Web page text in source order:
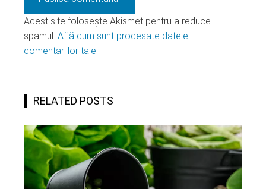
Acest site folosește Akismet pentru a reduce
spamul. Află cum sunt procesate datele
comentariilor tale.
RELATED POSTS